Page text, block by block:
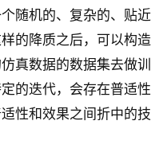
随机的、复杂的、贴近
的降质之后，可以构造
真数据的数据集去做训
的迭代，会存在普适性
性和效果之间折中的技